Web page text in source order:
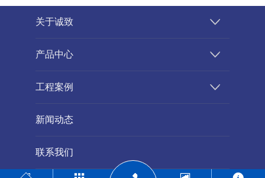
关于诚致
产品中心
工程案例
新闻动态
联系我们